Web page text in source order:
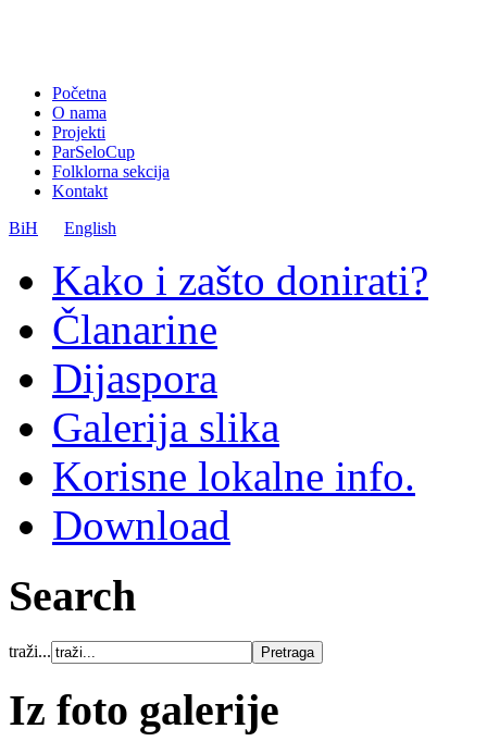
Početna
O nama
Projekti
ParSeloCup
Folklorna sekcija
Kontakt
BiH
English
Kako i zašto donirati?
Članarine
Dijaspora
Galerija slika
Korisne lokalne info.
Download
Search
traži...
Iz foto galerije